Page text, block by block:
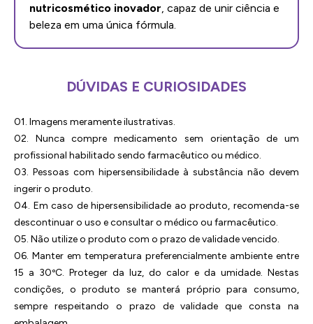
nutricosmético inovador, capaz de unir ciência e
beleza em uma única fórmula.
DÚVIDAS E CURIOSIDADES
01. Imagens meramente ilustrativas.
02. Nunca compre medicamento sem orientação de um
profissional habilitado sendo farmacêutico ou médico.
03. Pessoas com hipersensibilidade à substância não devem
ingerir o produto.
04. Em caso de hipersensibilidade ao produto, recomenda-se
descontinuar o uso e consultar o médico ou farmacêutico.
05. Não utilize o produto com o prazo de validade vencido.
06. Manter em temperatura preferencialmente ambiente entre
15 a 30ºC. Proteger da luz, do calor e da umidade. Nestas
condições, o produto se manterá próprio para consumo,
sempre respeitando o prazo de validade que consta na